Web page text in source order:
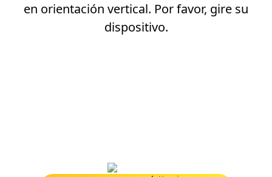
en orientación vertical. Por favor, gire su
dispositivo.